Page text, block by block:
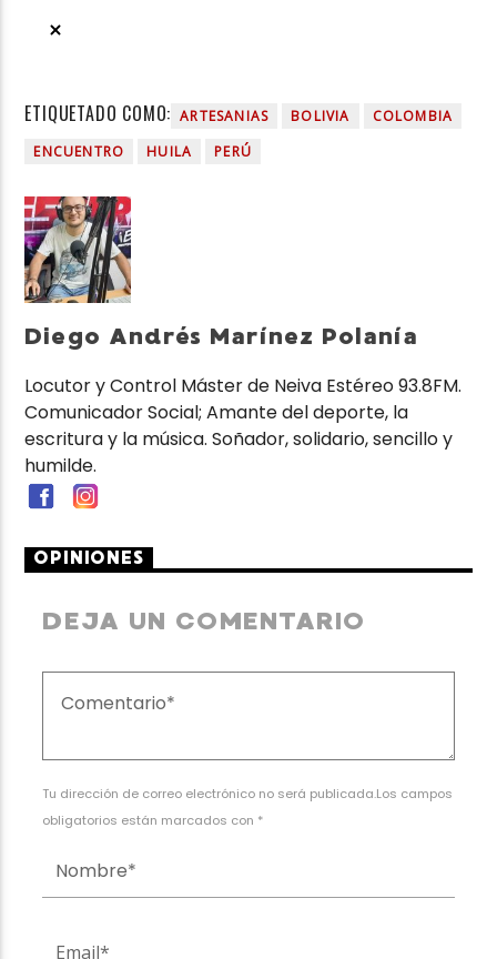
ETIQUETADO COMO: ARTESANIAS BOLIVIA
COLOMBIA
ENCUENTRO
HUILA PERÚ
Diego Andrés Marínez Polanía
Locutor y Control Máster de Neiva Estéreo 93.8FM.
Comunicador Social; Amante del deporte, la
escritura y la música. Soñador, solidario, sencillo y
humilde.
OPINIONES
DEJA UN COMENTARIO
Tu dirección de correo electrónico no será publicada.Los campos
obligatorios están marcados con *